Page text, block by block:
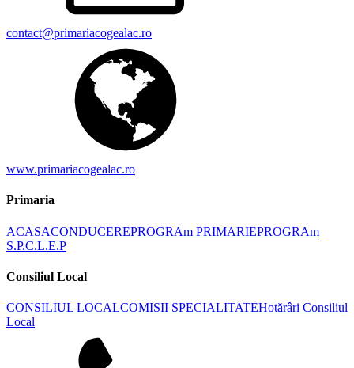
contact@primariacogealac.ro
www.primariacogealac.ro
Primaria
ACASACONDUCEREPROGRAm PRIMARIEPROGRAm
S.P.C.L.E.P
Consiliul Local
CONSILIUL LOCALCOMISII SPECIALITATEHotărâri Consiliul
Local